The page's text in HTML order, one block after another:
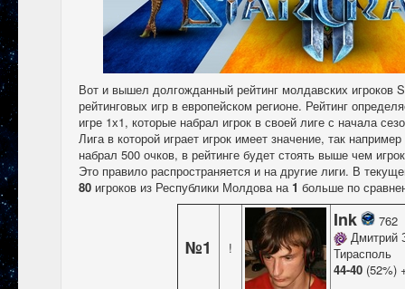
Вот и вышел долгожданный рейтинг молдавских игроков
рейтинговых игр в европейском регионе. Рейтинг
игре 1х1, которые набрал игрок в своей лиге с начала
Лига в которой играет игрок имеет значение, так
набрал 500 очков, в рейтинге будет стоять выше чем
Это правило распространяется и на другие лиги. В
80 игроков из Республики Молдова на1 больше по
№1 !
Ink
762
Дмитрий
Тирасполь
44-40 (52%)